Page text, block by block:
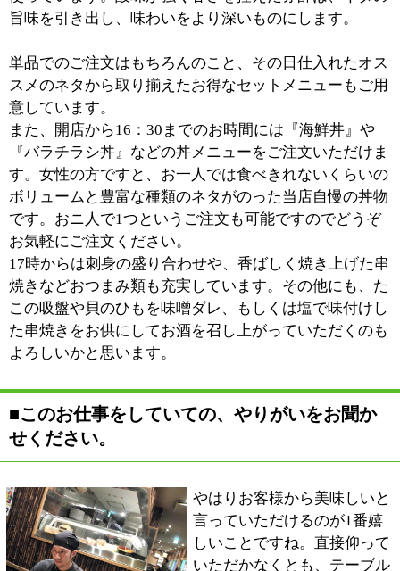
る、そうした醍醐味があるんです。
そうしたお客様の反応を直に感じていたいという気持ち
が、お寿司屋さんを開く契機となったのかと思います。
■「中身と器」について、お聞かせください。
一昔前のお寿司屋さんにはいくら（お金を）とられん
だ？みたいな怖い部分もあったみたいなんです。そうし
た時代に透明性のある寿司屋をお客様が求め、出来たの
がこのお店だったんだと思っています。
時代はまた変わり、これからは今までとは違う、より新
しいスタイルを持った寿司屋が求められていくんだと思
うんです。
器というのはお店そのもののこと。雰囲気や演出という
部分であり、お料理以外の要素です。当店は中身である
お寿司にこだわってきましたから、そうした部分でお客
様のニーズに応える努力というものに、これから力を入
れていかなければと思っています。
中身を間違えてしまっては本末転倒ですが、器という部
分でもお客様が期待を膨らましてご来店いただけるよう
■最後にお客様達へメッセージをお願いしま
す。
べてもお値段がお安いお店も当然ございます。
だからこそ、お値段に見合った、いやそれ以上の価値を
お客様に感じていただく。十分な満足感をお客様が得て
いただけるよう精進していきたいと考えています。